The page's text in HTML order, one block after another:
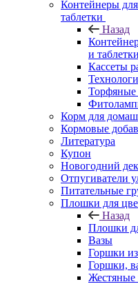
Контейнеры
таблетки
Назад
и таблетки
Кассеты
Торфяные
Корм для
Кормовые
Литература
Купон
Новогодний
Отпугиватели
Питательные
Плошки для
Назад
Плошки
Вазы
Горшки из
Горшки,
Жестяные